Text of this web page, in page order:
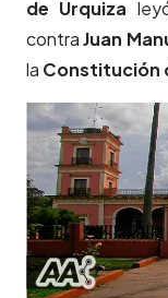
de Urquiza
contraJuan
la Constitución